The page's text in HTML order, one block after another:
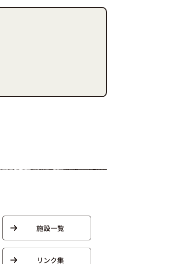
施設一覧
リンク集